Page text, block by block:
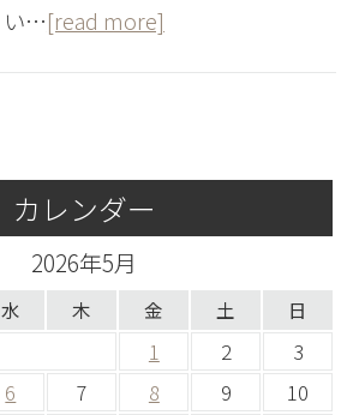
い…[read more]
カレンダー
2026年5月
水 木 金 土 日
1 2
3
6 7 8 9
10